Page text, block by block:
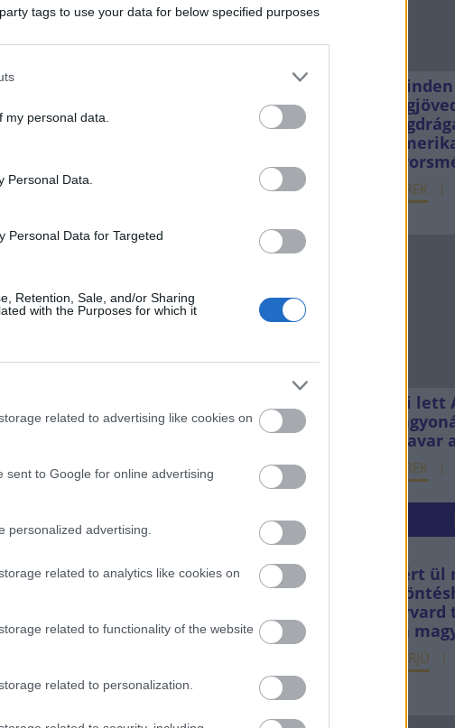
tags to use your data for below specified purposes
personal data.
Personal Data.
Personal Data for Targeted
Retention, Sale, and/or Sharing
with the Purposes for which it
related to advertising like cookies on
sent to Google for online advertising
personalized advertising.
related to analytics like cookies on
related to functionality of the website
related to personalization.
HÍREK
Mi lett
HÍREK
Miért ül
a
el a
INTERJÚ